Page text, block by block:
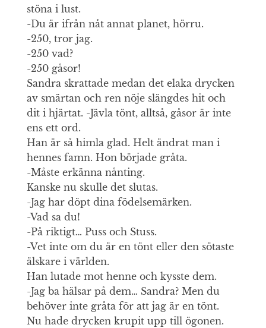
stöna i lust.
-Du är ifrån nåt annat planet, hörru.
-250, tror jag.
-250 vad?
-250 gåsor!
Sandra skrattade medan det elaka drycken
av smärtan och ren nöje slängdes hit och
dit i hjärtat. -Jävla tönt, alltså, gåsor är inte
ens ett ord.
Han är så himla glad. Helt ändrat man i
hennes famn. Hon började gråta.
-Måste erkänna nånting.
Kanske nu skulle det slutas.
-Jag har döpt dina födelsemärken.
-Vad sa du!
-På riktigt… Puss och Stuss.
-Vet inte om du är en tönt eller den sötaste
älskare i världen.
Han lutade mot henne och kysste dem.
-Jag ba hälsar på dem… Sandra? Men du
behöver inte gråta för att jag är en tönt.
Nu hade drycken krupit upp till ögonen.